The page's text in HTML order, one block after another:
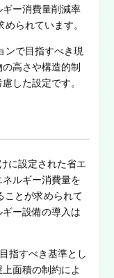
ー消費量削減率
られています。
ンで目指すべき現
高さや構造的制
した設定です。
に設定された省エ
ルギー消費量を
ことが求められて
ー設備の導入は
指すべき基準とし
面積の制約によ